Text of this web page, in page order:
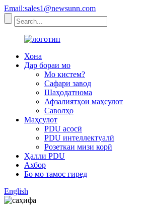
Email:sales1@newsunn.com
Хона
Дар бораи мо
Мо кистем?
Сафари завод
Шаҳодатнома
Афзалиятҳои маҳсулот
Саволҳо
Маҳсулот
PDU асосӣ
PDU интеллектуалӣ
Розеткаи мизи корӣ
Ҳалли PDU
Ахбор
Бо мо тамос гиред
English